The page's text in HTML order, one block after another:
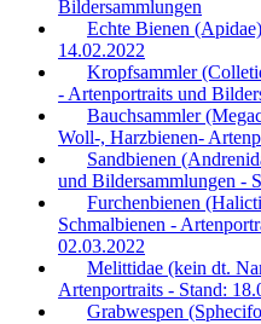
Bildersammlungen
Echte Bienen
14.02.2022
Kropfsammler
- Artenportraits und
Bauchsammler
Woll-, Harzbienen-
Sandbienen
und Bildersammlungen -
Furchenbienen
Schmalbienen -
02.03.2022
Melittidae (kein dt.
Artenportraits - Stand:
Grabwespen